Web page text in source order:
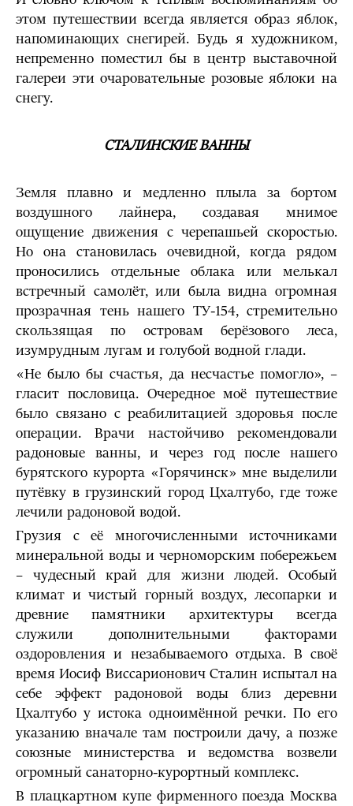
этом путешествии всегда является образ яблок,
напоминающих снегирей. Будь я художником,
непременно поместил бы в центр выставочной
галереи эти очаровательные розовые яблоки на
снегу.
СТАЛИНСКИЕ ВАННЫ
Земля плавно и медленно плыла за бортом
воздушного лайнера, создавая мнимое
ощущение движения с черепашьей скоростью.
Но она становилась очевидной, когда рядом
проносились отдельные облака или мелькал
встречный самолёт, или была видна огромная
прозрачная тень нашего ТУ-154, стремительно
скользящая по островам берёзового леса,
изумрудным лугам и голубой водной глади.
«Не было бы счастья, да несчастье помогло», –
гласит пословица. Очередное моё путешествие
было связано с реабилитацией здоровья после
операции. Врачи настойчиво рекомендовали
радоновые ванны, и через год после нашего
бурятского курорта «Горячинск» мне выделили
путёвку в грузинский город Цхалтубо, где тоже
лечили радоновой водой.
Грузия с её многочисленными источниками
минеральной воды и черноморским побережьем
– чудесный край для жизни людей. Особый
климат и чистый горный воздух, лесопарки и
древние памятники архитектуры всегда
служили дополнительными факторами
оздоровления и незабываемого отдыха. В своё
время Иосиф Виссарионович Сталин испытал на
себе эффект радоновой воды близ деревни
Цхалтубо у истока одноимённой речки. По его
указанию вначале там построили дачу, а позже
союзные министерства и ведомства возвели
огромный санаторно-курортный комплекс.
В плацкартном купе фирменного поезда Москва